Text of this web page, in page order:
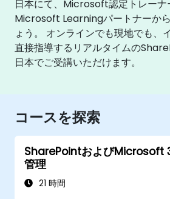
日本にて、Microsoft認定トレーナ
Microsoft Learningパートナーか
ょう。 オンラインでも現地でも、
直接指導するリアルタイムの
日本でご受講いただけます。
コースを探索
SharePointおよびMicrosoft
管理
21 時間